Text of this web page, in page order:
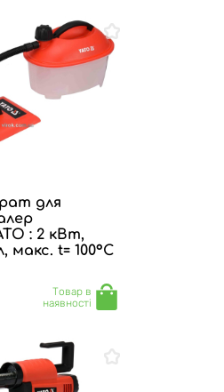
для
: 2 кВт,
макс. t= 100°С
Товар в
наявності